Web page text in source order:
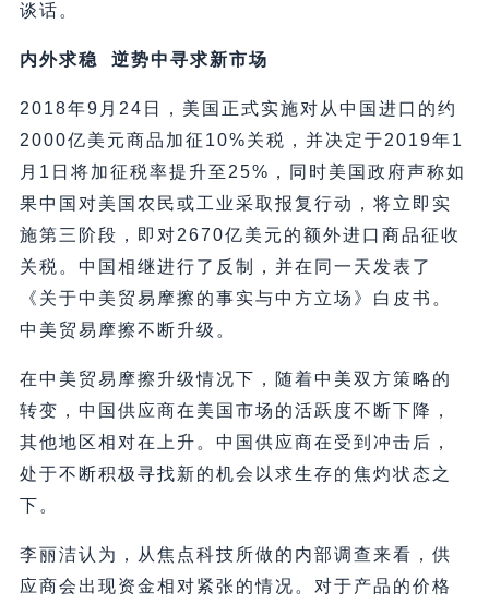
谈话。
内外求稳 逆势中寻求新市场
2018年9月24日，美国正式实施对从中国进口的约
2000亿美元商品加征10%关税，并决定于2019年1
月1日将加征税率提升至25%，同时美国政府声称如
果中国对美国农民或工业采取报复行动，将立即实
施第三阶段，即对2670亿美元的额外进口商品征收
关税。中国相继进行了反制，并在同一天发表了
《关于中美贸易摩擦的事实与中方立场》白皮书。
中美贸易摩擦不断升级。
在中美贸易摩擦升级情况下，随着中美双方策略的
转变，中国供应商在美国市场的活跃度不断下降，
其他地区相对在上升。中国供应商在受到冲击后，
处于不断积极寻找新的机会以求生存的焦灼状态之
下。
李丽洁认为，从焦点科技所做的内部调查来看，供
应商会出现资金相对紧张的情况。对于产品的价格